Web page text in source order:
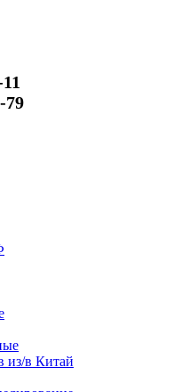
79
из/в Китай